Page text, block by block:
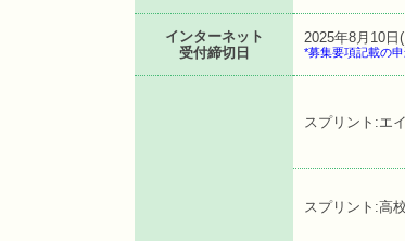
インターネット
受付締切日
2025年8月10日
*募集要項記載の
スプリント:エ
スプリント:高